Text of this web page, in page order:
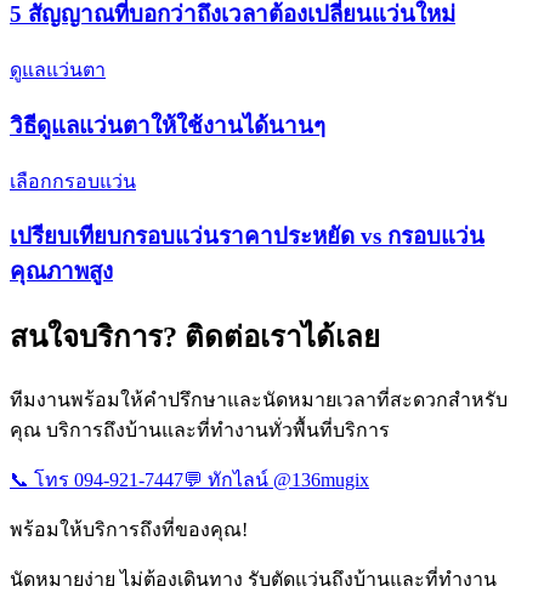
5 สัญญาณที่บอกว่าถึงเวลาต้องเปลี่ยนแว่นใหม่
ดูแลแว่นตา
วิธีดูแลแว่นตาให้ใช้งานได้นานๆ
เลือกกรอบแว่น
เปรียบเทียบกรอบแว่นราคาประหยัด vs กรอบแว่น
คุณภาพสูง
สนใจบริการ? ติดต่อเราได้เลย
ทีมงานพร้อมให้คำปรึกษาและนัดหมายเวลาที่สะดวกสำหรับ
คุณ บริการถึงบ้านและที่ทำงานทั่วพื้นที่บริการ
📞 โทร 094-921-7447💬 ทักไลน์ @136mugix
พร้อมให้บริการถึงที่ของคุณ!
นัดหมายง่าย ไม่ต้องเดินทาง รับตัดแว่นถึงบ้านและที่ทำงาน